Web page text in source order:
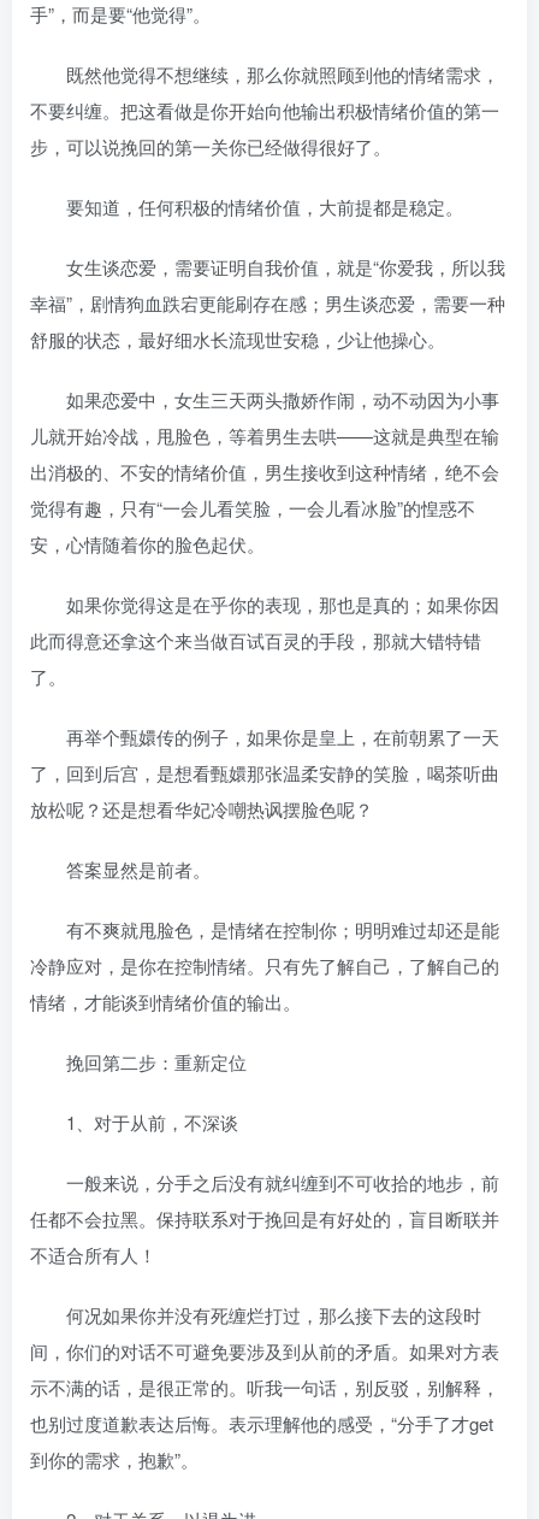
手”，而是要“他觉得”。
既然他觉得不想继续，那么你就照顾到他的情绪需求，
不要纠缠。把这看做是你开始向他输出积极情绪价值的第一
步，可以说挽回的第一关你已经做得很好了。
要知道，任何积极的情绪价值，大前提都是稳定。
女生谈恋爱，需要证明自我价值，就是“你爱我，所以我
幸福”，剧情狗血跌宕更能刷存在感；男生谈恋爱，需要一种
舒服的状态，最好细水长流现世安稳，少让他操心。
如果恋爱中，女生三天两头撒娇作闹，动不动因为小事
儿就开始冷战，甩脸色，等着男生去哄——这就是典型在输
出消极的、不安的情绪价值，男生接收到这种情绪，绝不会
觉得有趣，只有“一会儿看笑脸，一会儿看冰脸”的惶惑不
安，心情随着你的脸色起伏。
如果你觉得这是在乎你的表现，那也是真的；如果你因
此而得意还拿这个来当做百试百灵的手段，那就大错特错
了。
再举个甄嬛传的例子，如果你是皇上，在前朝累了一天
了，回到后宫，是想看甄嬛那张温柔安静的笑脸，喝茶听曲
放松呢？还是想看华妃冷嘲热讽摆脸色呢？
答案显然是前者。
有不爽就甩脸色，是情绪在控制你；明明难过却还是能
冷静应对，是你在控制情绪。只有先了解自己，了解自己的
情绪，才能谈到情绪价值的输出。
挽回第二步：重新定位
1、对于从前，不深谈
一般来说，分手之后没有就纠缠到不可收拾的地步，前
任都不会拉黑。保持联系对于挽回是有好处的，盲目断联并
不适合所有人！
何况如果你并没有死缠烂打过，那么接下去的这段时
间，你们的对话不可避免要涉及到从前的矛盾。如果对方表
示不满的话，是很正常的。听我一句话，别反驳，别解释，
也别过度道歉表达后悔。表示理解他的感受，“分手了才get
到你的需求，抱歉”。